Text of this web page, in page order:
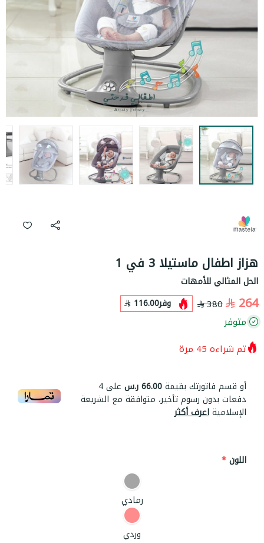
هزاز اطفال ماستيلا 3 في 1
الحل المثالي للأمهات
264
380 وفر116.00
متوفر
تم شراءه 45 مرة
أو قسم فاتورتك بقيمة66.00 ر.س على4
دفعات بدون رسوم تأخير، متوافقة مع الشريعة
الإسلاميةاعرف أكثر
اللون*
رمادي
وردي